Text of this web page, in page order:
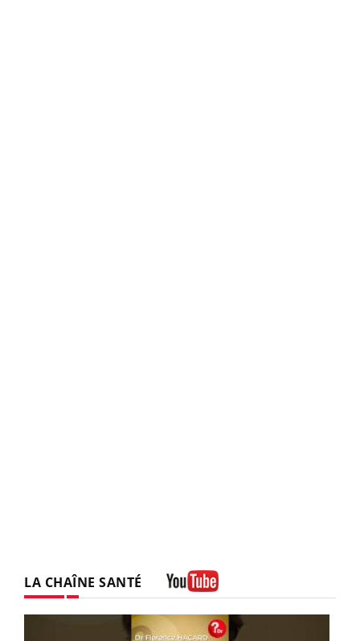
LA CHAÎNE SANTÉ